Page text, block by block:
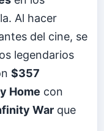
Al hacer
del cine, se
legendarios
$357
Home con
War que